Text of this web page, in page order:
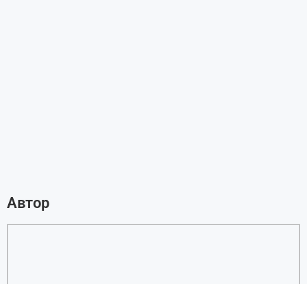
Автор